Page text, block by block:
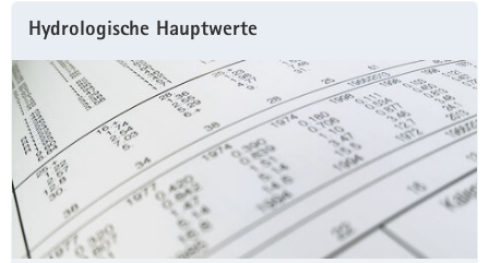
Hydrologische Haupt­werte